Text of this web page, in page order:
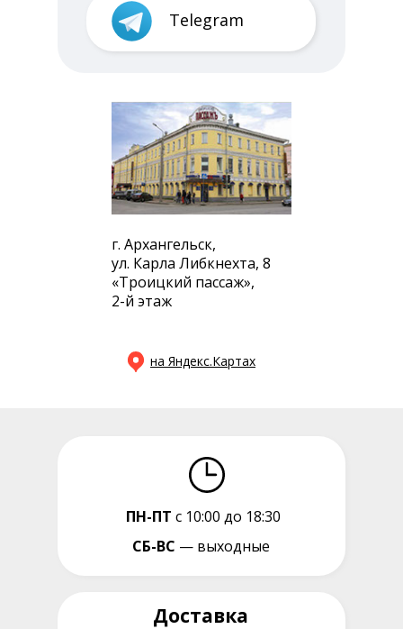
ПН-ПТ с 10:00 до 18:30
Telegram
СБ-ВС — выходные
г. Архангельск,
ул. Карла Либкнехта, 8
«Троицкий пассаж»,
2-й этаж
на Яндекс.Картах
Доставка